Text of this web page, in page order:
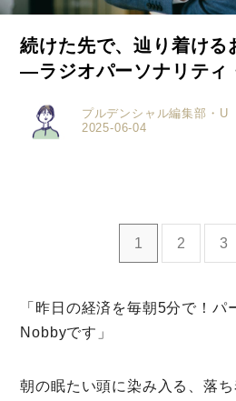
続けた先で、辿り着ける
―ラジオパーソナリティ
2025-06-04
プルデンシャル編集部・U
1 2 3
「昨日の経済を毎朝5分で！パ
Nobbyです」
朝の眠たい頭に染み入る、落